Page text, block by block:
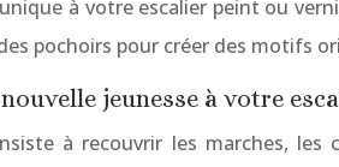
à votre escalier peint ou
pochoirs pour créer des motifs
jeunesse à votre
à recouvrir les marches,